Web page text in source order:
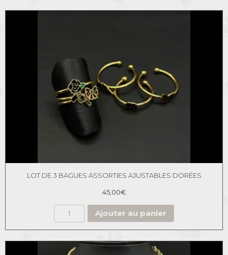
LOT DE 3 BAGUES ASSORTIES AJUSTABLES DORÉES
45,00€
Ajouter au panier